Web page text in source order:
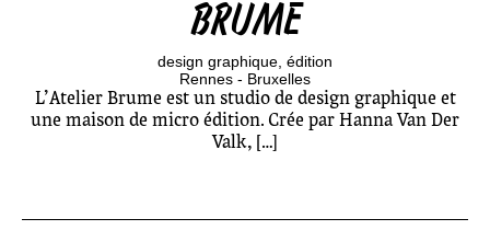
BRUME
design graphique édition
Rennes - Bruxelles
L’Atelier Brume est un studio de design graphique et
une maison de micro édition. Crée par Hanna Van Der
Valk, […]